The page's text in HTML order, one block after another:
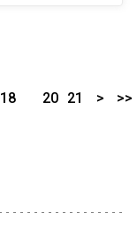
18
20 21 > >>